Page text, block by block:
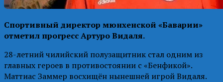
Спортивный директор мюнхенской «Баварии»
отметил прогресс Артуро Видаля.
28-летний чилийский полузащитник стал одним из
главных героев в противостоянии с «Бенфикой».
Маттиас Заммер восхищён нынешней игрой Видаля.